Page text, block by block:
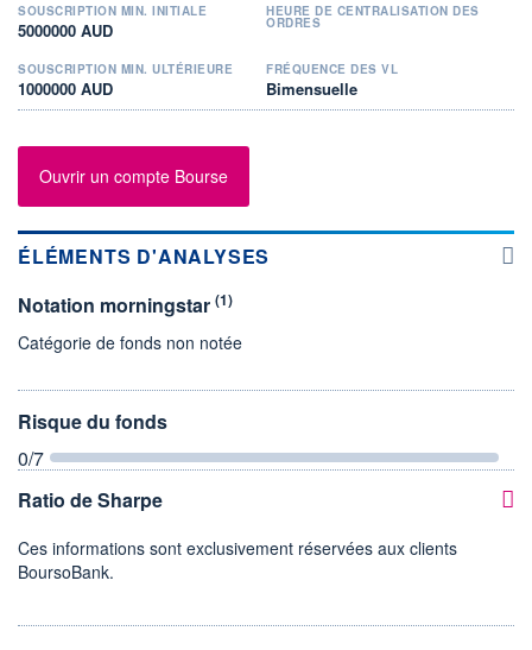
SOUSCRIPTION MIN. INITIALE
5000000 AUD
HEURE DE CENTRALISATION DES
ORDRES
SOUSCRIPTION MIN. ULTÉRIEURE
1000000 AUD
FRÉQUENCE DES VL
Bimensuelle
Ouvrir un compte Bourse
ÉLÉMENTS D'ANALYSES
Notation morningstar (1)
Catégorie de fonds non notée
Risque du fonds
0/7
Ratio de Sharpe
Ces informations sont exclusivement réservées aux clients
BoursoBank.